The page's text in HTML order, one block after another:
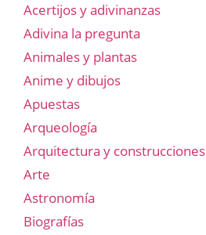
Acertijos y adivinanzas
Adivina la pregunta
Animales y plantas
Anime y dibujos
Apuestas
Arqueología
Arquitectura y construcciones
Arte
Astronomía
Biografías